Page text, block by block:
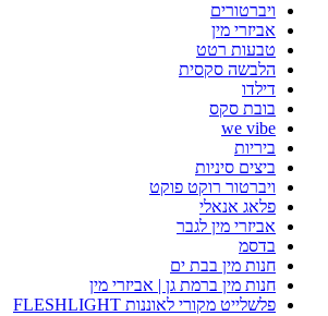
ויברטורים
אביזרי מין
טבעות רטט
הלבשה סקסית
דילדו
בובת סקס
we vibe
ביריות
ביצים סיניות
ויברטור רוקט פוקט
פלאג אנאלי
אביזרי מין לגבר
בדסמ
חנות מין בבת ים
חנות מין ברמת גן | אביזרי מין
פלשלייט מקורי לאוננות FLESHLIGHT